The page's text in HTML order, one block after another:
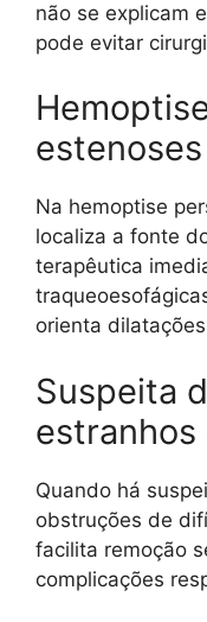
não se explicam
pode evitar
Na hemoptise
localiza a fonte
terapêutica
orienta
Suspeita
Quando há
obstruções de
facilita remoção
complicações